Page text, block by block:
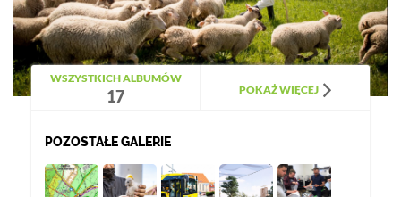
WSZYSTKICH ALBUMÓW
17 POKAŻ WIĘCEJ
POZOSTAŁE GALERIE